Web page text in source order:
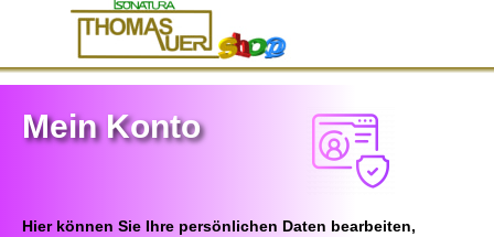
Mein Konto
Hier können Sie Ihre persönlichen Daten bearbeiten,